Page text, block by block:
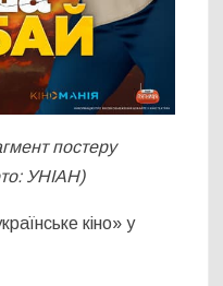
постеру
УНІАН)
кіно» у